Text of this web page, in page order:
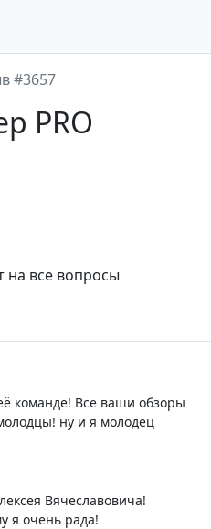
#3657
PRO
на все вопросы
команде! Все ваши обзоры
ну и я молодец
Вячеславовича!
я очень рада!